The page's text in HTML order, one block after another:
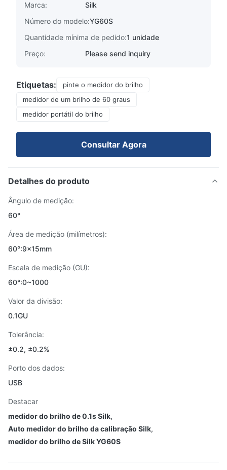
Marca:
Silk
Número do modelo:YG60S
Quantidade mínima de pedido:1 unidade
Preço:
Please send inquiry
Etiquetas:
pinte o medidor do brilho
medidor de um brilho de 60 graus
medidor portátil do brilho
Consultar Agora
Detalhes do produto
Ângulo de medição:
60°
Área de medição (milímetros):
60°:9x15mm
Escala de medição (GU):
60°:0~1000
Valor da divisão:
0.1GU
Tolerância:
±0.2, ±0.2%
Porto dos dados:
USB
Destacar
medidor do brilho de 0.1s Silk,
Auto medidor do brilho da calibração Silk,
medidor do brilho de Silk YG60S